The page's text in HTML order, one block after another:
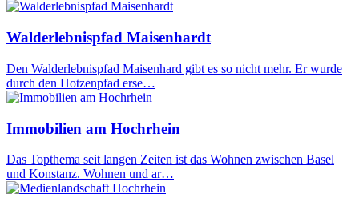
Walderlebnispfad Maisenhardt
Den Walderlebnispfad Maisenhard gibt es so nicht mehr. Er wurde
durch den Hotzenpfad erse…
Immobilien am Hochrhein
Das Topthema seit langen Zeiten ist das Wohnen zwischen Basel
und Konstanz. Wohnen und ar…